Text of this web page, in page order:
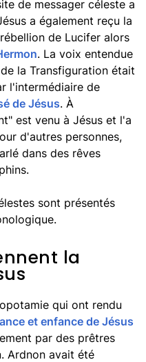
de messager céleste a
a également reçu la
de Lucifer alors
. La voix entendue
la Transfiguration était
l'intermédiaire de
de Jésus. À
est venu à Jésus et l'a
d'autres personnes,
dans des rêves
sont présentés
la
qui ont rendu
et enfance de Jésus
par des prêtres
Ardnon avait été